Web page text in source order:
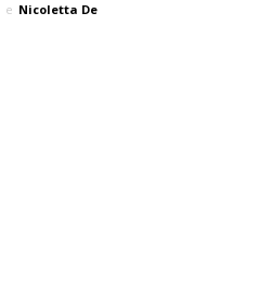
e Nicoletta De